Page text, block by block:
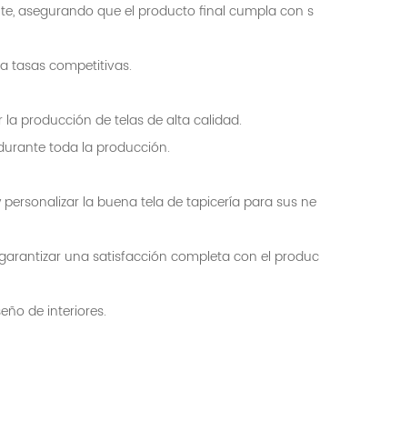
asegurando que el producto final cumpla con s
tasas competitivas.
producción de telas de alta calidad.
toda la producción.
la buena tela de tapicería para sus ne
una satisfacción completa con el produc
de interiores.